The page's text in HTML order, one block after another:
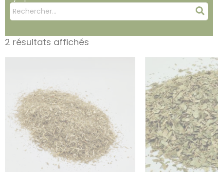
Mots
clés
:
2 résultats affichés